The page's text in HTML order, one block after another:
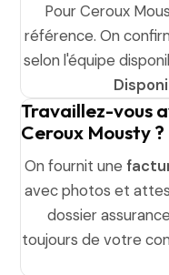
Pour Ceroux
référence. On
selon l'équipe
Travaillez-vous
Ceroux Mousty ?
On fournit une
avec photos et
dossier
toujours de votre